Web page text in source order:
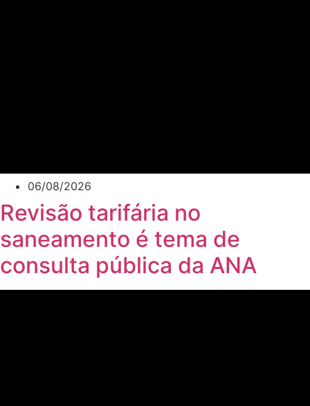
06/08/2026
Revisão tarifária no
saneamento é tema de
consulta pública da ANA